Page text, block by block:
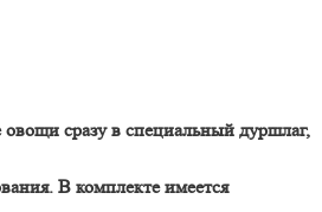
сразу в специальный дуршлаг,
В комплекте имеется